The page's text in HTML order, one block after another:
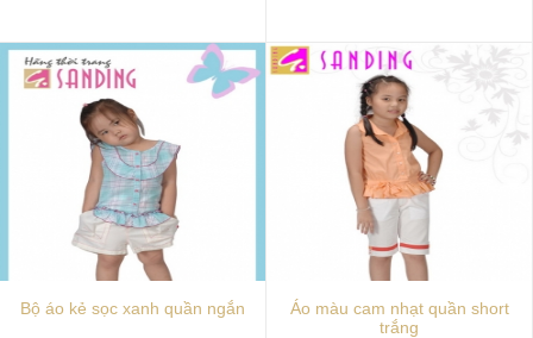
Bộ áo kẻ sọc xanh quần ngắn
Áo màu cam nhạt quần short
trắng